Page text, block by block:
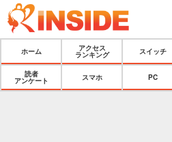
ホーム
アクセス
ランキング
スイッチ
読者
アンケート
スマホ PC